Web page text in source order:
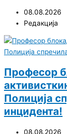
08.08.2026
Редакција
Професор
Полиција
инцидента!
08.08.2026